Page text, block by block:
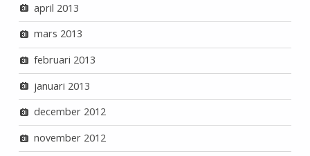
april 2013
mars 2013
februari 2013
januari 2013
december 2012
november 2012